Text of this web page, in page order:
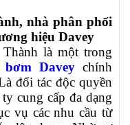
nhà phân phối
hiệu Davey
là một trong
bơm Davey chính
đối tác độc quyền
cung cấp đa dạng
vụ các nhu cầu từ